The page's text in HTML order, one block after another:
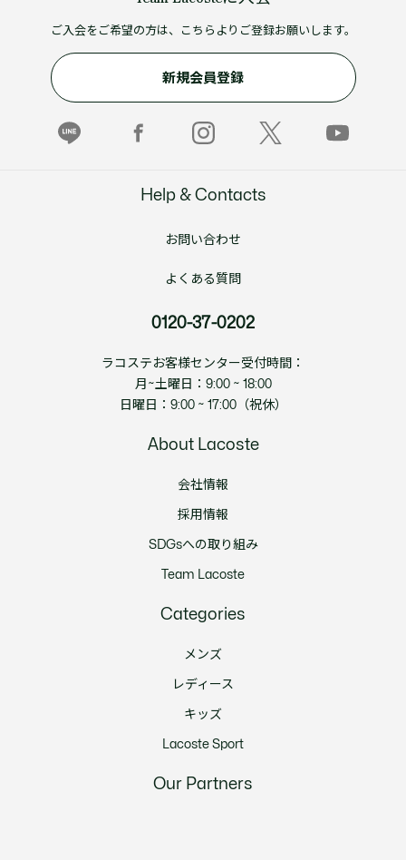
ご入会をご希望の方は、こちらよりご登録お願いします。
新規会員登録
Help & Contacts
お問い合わせ
よくある質問
0120-37-0202
ラコステお客様センター受付時間：
月~土曜日：9:00 ~ 18:00
日曜日：9:00 ~ 17:00（祝休）
About Lacoste
会社情報
採用情報
SDGsへの取り組み
Team Lacoste
Categories
メンズ
レディース
キッズ
Lacoste Sport
Our Partners